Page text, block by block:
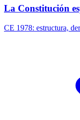
La Constitución
CE 1978: estructura,